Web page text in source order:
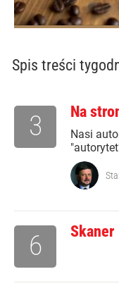
Spis treści
Na
Nasi
3
Skaner
6